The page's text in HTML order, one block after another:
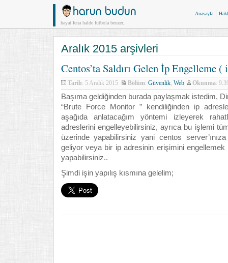
hayat fena halde futbola benzer..
Anasayfa
Aralık 2015 arşivleri
Centos’ta Saldırı Gelen İp Engelleme (
Tarih: 5 Aralık 2015 Bölüm: Güvenlik, Web Okunma:
Başıma geldiğinden burada paylaşmak istedim,
“Brute Force Monitor ” kendiliğinden ip
aşağıda anlatacağım yöntemi izleyerek
adreslerini engelleyebilirsiniz, ayrıca bu işlemi
üzerinde yapabilirsiniz yani centos
geliyor veya bir ip adresinin erişimini engellemek
yapabilirsiniz..
Şimdi işin yapılış kısmına gelelim;